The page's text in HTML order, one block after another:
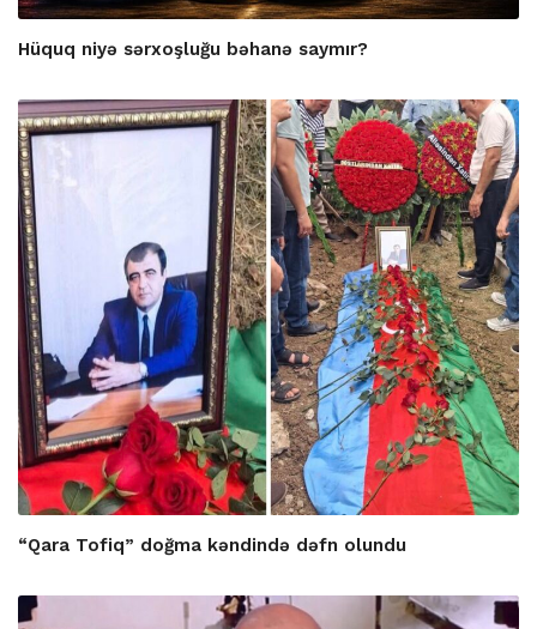
Hüquq niyə sərxoşluğu bəhanə saymır?
“Qara Tofiq” doğma kəndində dəfn olundu